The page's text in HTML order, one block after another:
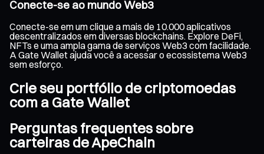
Conecte-se ao mundo Web3
Conecte-se em um clique a mais de 10.000 aplicativos
descentralizados em diversas blockchains. Explore DeFi,
NFTs e uma ampla gama de serviços Web3 com facilidade.
A Gate Wallet ajuda você a acessar o ecossistema Web3
sem esforço.
Crie seu portfólio de criptomoedas
com a Gate Wallet
Perguntas frequentes sobre
carteiras de ApeChain